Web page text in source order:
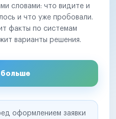
словами: что видите и
и что уже пробовали.
факты по системам
варианты решения.
больше
оформлением заявки